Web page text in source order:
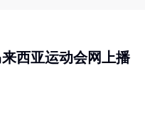
西亚运动会网上播